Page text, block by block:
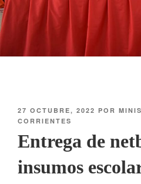
27 OCTUBRE, 2022 POR
CORRIENTES
Entrega de
insumos